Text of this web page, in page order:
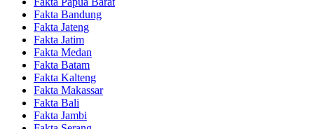
Fakta Bandung
Fakta Jateng
Fakta Jatim
Fakta Medan
Fakta Batam
Fakta Kalteng
Fakta Makassar
Fakta Bali
Fakta Jambi